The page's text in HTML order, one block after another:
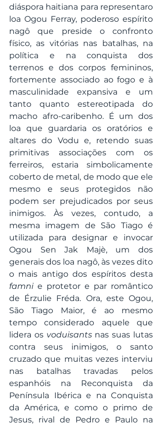
diáspora haitiana para representaro
loa Ogou Ferray, poderoso espírito
nagô que preside o confronto
físico, as vitórias nas batalhas, na
política e na conquista dos
terrenos e dos corpos femininos,
fortemente associado ao fogo e à
masculinidade expansiva e um
tanto quanto estereotipada do
macho afro-caribenho. É um dos
loa que guardaria os oratórios e
altares do Vodu e, retendo suas
primitivas associações com os
ferreiros, estaria simbolicamente
coberto de metal, de modo que ele
mesmo e seus protegidos não
podem ser prejudicados por seus
inimigos. Às vezes, contudo, a
mesma imagem de São Tiago é
utilizada para designar e invocar
Ogou Sen Jak Majè, um dos
generais dos loa nagô, às vezes dito
famni e protetor e par romântico
de Érzulie Fréda. Ora, este Ogou,
São Tiago Maior, é ao mesmo
tempo considerado aquele que
lidera os voduisants nas suas lutas
contra seus inimigos, o santo
cruzado que muitas vezes interviu
nas batalhas travadas pelos
espanhóis na Reconquista da
Península Ibérica e na Conquista
da América, e como o primo de
Jesus, rival de Pedro e Paulo na